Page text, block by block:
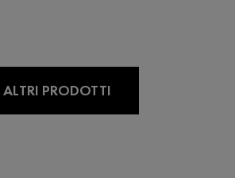
ALTRI PRODOTTI